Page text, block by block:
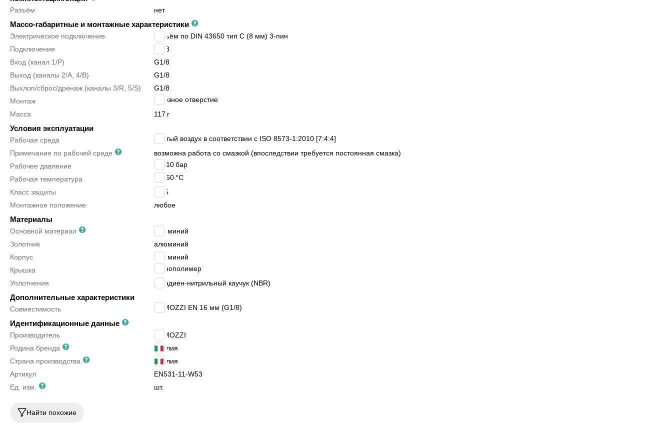
Разъём нет
Массо-габаритные и монтажные характеристики
Электрическое подключение
разъём по DIN 43650 тип C (8 мм) 3-пин
Подключение
G1/8
Вход (канал 1/P)
G1/8
Выход (каналы 2/A, 4/B)
G1/8
Выхлоп/сброс/дренаж (каналы 3/R, 5/S)
G1/8
Монтаж
сквозное отверстие
Масса
117 г
Условия эксплуатации
Рабочая среда
сжатый воздух в соответствии с ISO 8573-1:2010 [7:4:4]
Примечание по рабочей среде
возможна работа со смазкой (впоследствии требуется постоянная смазка)
Рабочее давление
2 ÷ 10бар
Рабочая температура
0 ÷ 50 °C
Класс защиты
IP65
Монтажное положение
любое
Материалы
Основной материал
алюминий
Золотник
алюминий
Корпус
алюминий
Крышка
технополимер
Уплотнения
бутадиен-нитрильный каучук (NBR)
Дополнительные характеристики
Совместимость CAMOZZI EN 16 мм (G1/8)
Идентификационные данные
Производитель
CAMOZZI
Родина бренда
Италия
Страна производства
Италия
Артикул
EN531-11-W53
Ед. изм.
шт.
Найти похожие